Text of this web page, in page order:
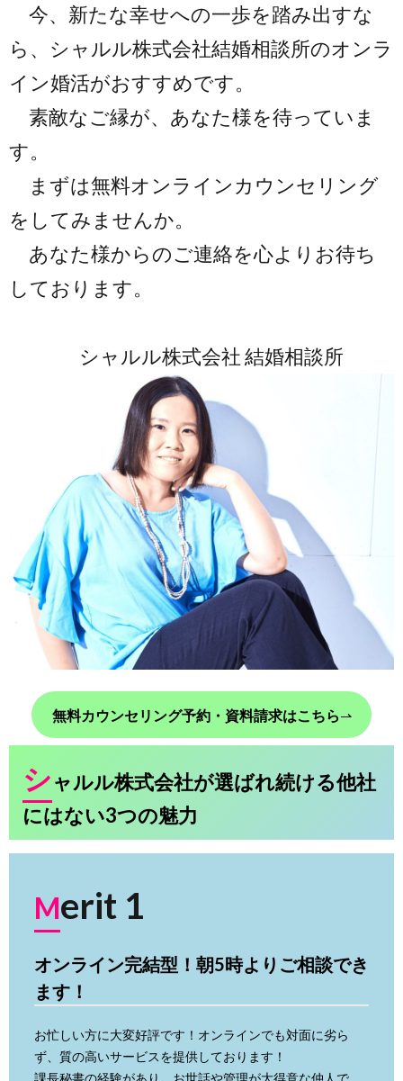
今、新たな幸せへの一歩を踏み出すな
ら、シャルル株式会社結婚相談所のオンラ
イン婚活がおすすめです。
素敵なご縁が、あなた様を待っていま
す。
まずは無料オンラインカウンセリング
をしてみませんか。
あなた様からのご連絡を心よりお待ち
しております。
シャルル株式会社 結婚相談所
無料カウンセリング予約・資料請求はこちら⇀
シャルル株式会社が選ばれ続ける他社
にはない3つの魅力
Merit 1
オンライン完結型！朝5時よりご相談でき
ます！
お忙しい方に大変好評です！オンラインでも対面に劣ら
ず、質の高いサービスを提供しております！
課長秘書の経験があり、お世話や管理が大得意な仲人で